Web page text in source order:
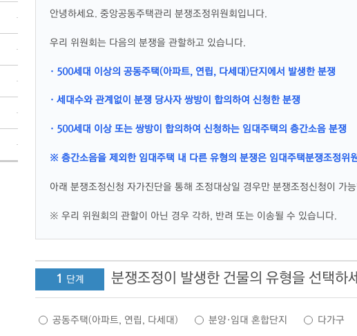
안녕하세요. 중앙공동주택관리 분쟁조정위원회입니다.
우리 위원회는 다음의 분쟁을 관할하고 있습니다.
· 500세대 이상의 공동주택(아파트, 연립, 다세대)단지에서 발생한 분쟁
· 세대수와 관계없이 분쟁 당사자 쌍방이 합의하여 신청한 분쟁
· 500세대 이상 또는 쌍방이 합의하여 신청하는 임대주택의 층간소음 분쟁
※ 층간소음을 제외한 임대주택 내 다른 유형의 분쟁은 임대주택분쟁조정위
아래 분쟁조정신청 자가진단을 통해 조정대상일 경우만 분쟁조정신청이 가
※ 우리 위원회의 관할이 아닌 경우 각하, 반려 또는 이송될 수 있습니다.
1 분쟁조정이 발생한 건물의 유형을 선택하
공동주택(아파트, 연립, 다세대) 분양·임대 혼합단지 다가구